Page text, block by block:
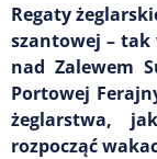
Regaty
szantowej – tak
nad Zalewem
Portowej
żeglarstwa,
rozpocząć